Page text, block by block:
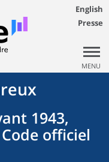
English
Presse
MENU
1943,
officiel